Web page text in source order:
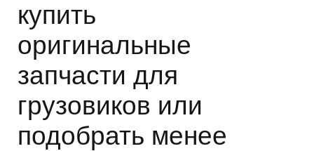
купить
оригинальные
запчасти для
грузовиков или
подобрать менее